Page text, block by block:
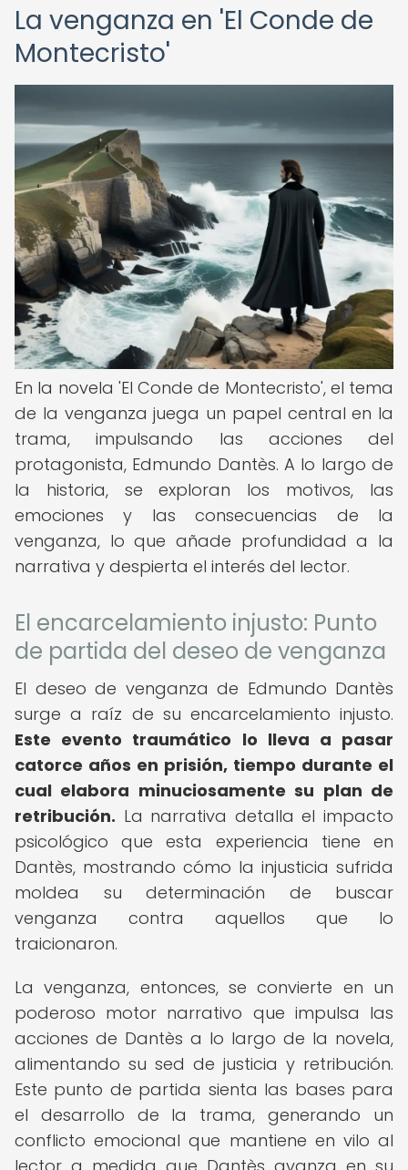
La venganza en 'El Conde de
Montecristo'
En la novela 'El Conde de Montecristo', el tema
de la venganza juega un papel central en la
trama, impulsando las acciones del
protagonista, Edmundo Dantès. A lo largo de
la historia, se exploran los motivos, las
emociones y las consecuencias de la
venganza, lo que añade profundidad a la
narrativa y despierta el interés del lector.
El encarcelamiento injusto: Punto
de partida del deseo de venganza
El deseo de venganza de Edmundo Dantès
surge a raíz de su encarcelamiento injusto.
Este evento traumático lo lleva a pasar
catorce años en prisión, tiempo durante el
cual elabora minuciosamente su plan de
retribución. La narrativa detalla el impacto
psicológico que esta experiencia tiene en
Dantès, mostrando cómo la injusticia sufrida
moldea su determinación de buscar
venganza contra aquellos que lo
traicionaron.
La venganza, entonces, se convierte en un
poderoso motor narrativo que impulsa las
acciones de Dantès a lo largo de la novela,
alimentando su sed de justicia y retribución.
Este punto de partida sienta las bases para
el desarrollo de la trama, generando un
conflicto emocional que mantiene en vilo al